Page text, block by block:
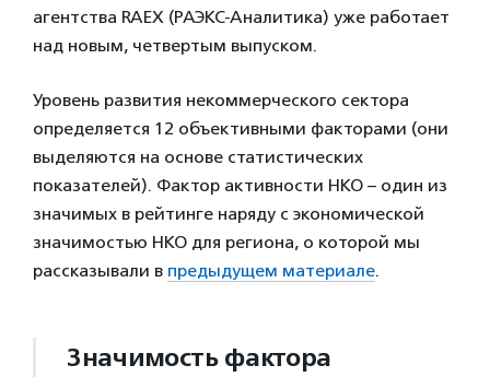
агентства RAEX (РАЭКС-Аналитика) уже работает
над новым, четвертым выпуском.
Уровень развития некоммерческого сектора
определяется 12 объективными факторами (они
выделяются на основе статистических
показателей). Фактор активности НКО – один из
значимых в рейтинге наряду с экономической
значимостью НКО для региона, о которой мы
рассказывали в предыдущем материале.
Значимость фактора